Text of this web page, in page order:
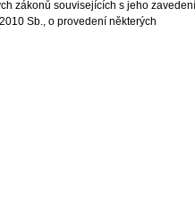
zákonů souvisejících s jeho
Sb., o provedení některých